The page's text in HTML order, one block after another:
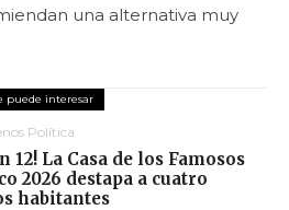
una alternativa muy
Política
12! La Casa de los Famosos
2026 destapa a cuatro
habitantes